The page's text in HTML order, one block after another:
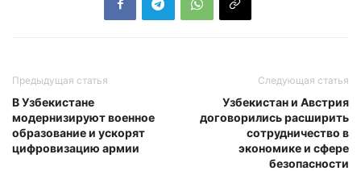
Предыдущая статья
В Узбекистане
модернизируют военное
образование и ускорят
цифровизацию армии
Следующая статья
Узбекистан и Австрия
договорились расширить
сотрудничество в
экономике и сфере
безопасности